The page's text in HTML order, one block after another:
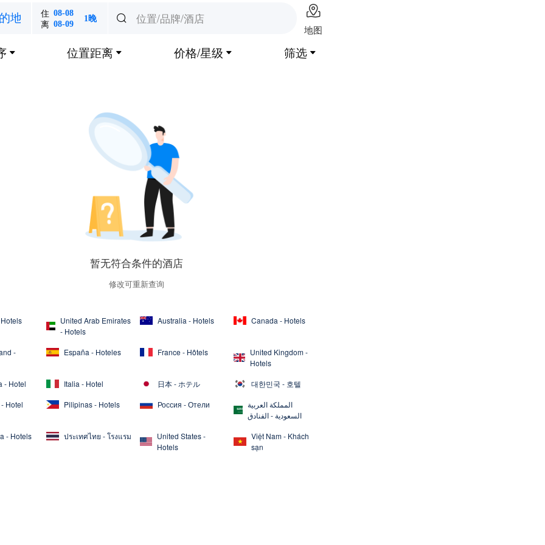
地 住 08-08
离 08-09
1晚  位置/品牌/酒店 
地图
 位置距离  价格/星级  筛选
暂无符合条件的酒店
修改可重新查询
United Arab Emirates
- Hotels
Australia - Hotels Canada - Hotels
-
España - Hoteles France - Hôtels
United Kingdom -
Hotels
- Hotel
Italia - Hotel 日本 - ホテル
대한민국 - 호텔
Hotel
Pilipinas - Hotels Россия - Отели
المملكة العربية
السعودية - الفنادق
- Hotels
ประเทศไทย - โรงแรม
United States -
Hotels
Việt Nam - Khách
sạn